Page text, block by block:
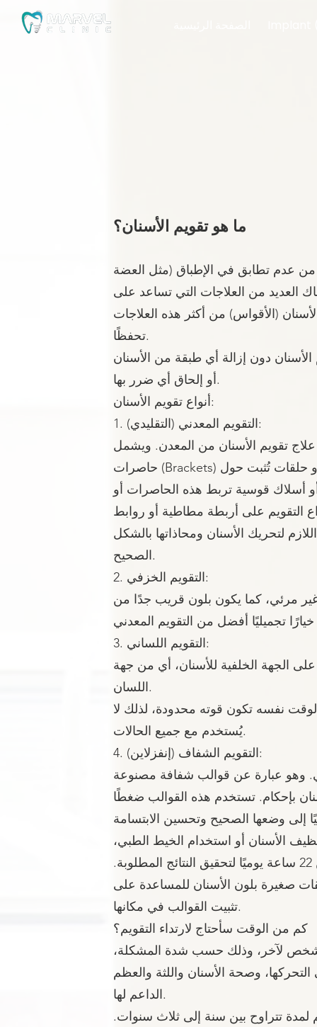
ما هو تقويم الأسنان؟
من عدم تطابق في الإطباق (مثل العضة
العديد من العلاجات التي تساعد على
(الأقواس) من أكثر هذه العلاجات
تحفظًا.
دون إزالة أي طبقة من الأسنان
أو إلحاق أي ضرر بها.
أنواع تقويم الأسنان:
1. التقويم المعدني (التقليدي):
علاج تقويم الأسنان من المعدن. ويشمل
حاصرات (Brackets) تُثبت على السطح الأمامي للأسنان أو حلقات تُثبت حول
أسلاك قوسية تربط هذه الحاصرات أو
التقويم على أربطة مطاطية أو روابط
لتحريك الأسنان ومحاذاتها بالشكل
الصحيح.
2. التقويم الخزفي:
مرئي، كما يكون بلون قريب جدًا من
3. التقويم اللساني:
الجهة الخلفية للأسنان، أي من جهة
اللسان.
نفسه تكون قوته محدودة، لذلك لا
يُستخدم مع جميع الحالات.
4. التقويم الشفاف (إنفزلاين):
وهو عبارة عن قوالب شفافة مصنوعة
بإحكام. تستخدم هذه القوالب ضغطًا
الأسنان أو استخدام الخيط الطبي،
ولكن يجب ارتداؤها لمدة لا تقل عن 22 ساعة يوميًا لتحقيق النتائج المطلوبة.
صغيرة بلون الأسنان للمساعدة على
تثبيت القوالب في مكانها.
كم من الوقت سأحتاج لارتداء التقويم؟
شخص لآخر، وذلك حسب شدة المشكلة،
وصحة الأسنان واللثة والعظم
الداعم لها.
لمدة تتراوح بين سنة إلى ثلاث سنوات.